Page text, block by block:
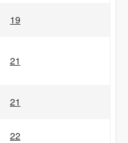
19
21
21
22